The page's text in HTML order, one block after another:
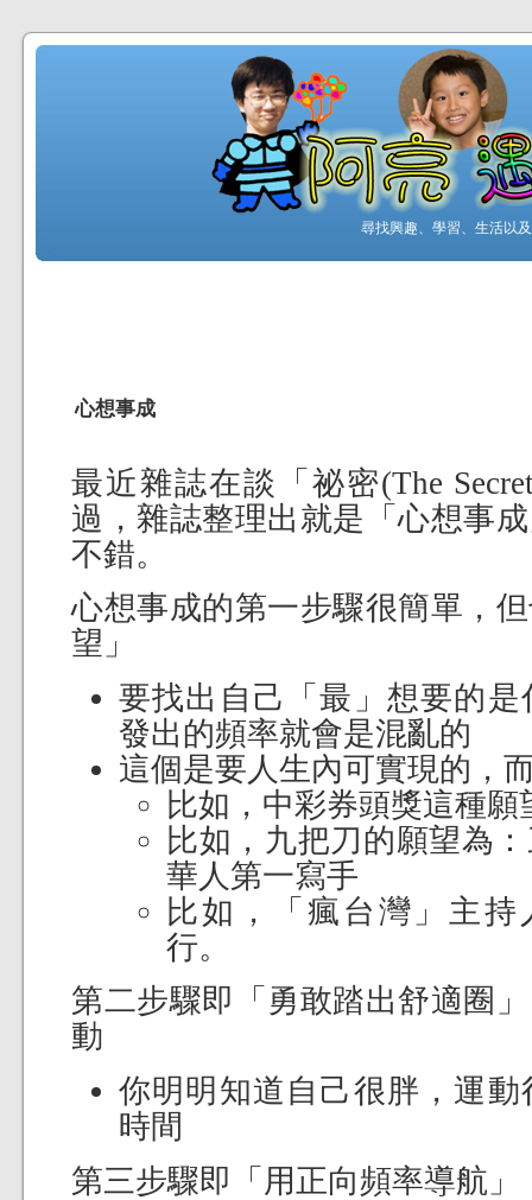
尋找興趣、學習、生活以
心想事成
最近雜誌在談「祕密(The
過，雜誌整理出就是「心想事
不錯。
心想事成的第一步驟很簡單，
望」
要找出自己「最」想要的
發出的頻率就會是混亂的
這個是要人生內可實現的，
比如，中彩券頭獎這種
比如，九把刀的願望為
華人第一寫手
比如，「瘋台灣」主持
行。
第二步驟即「勇敢踏出舒適圈
動
你明明知道自己很胖，運
時間
第三步驟即「用正向頻率導航」